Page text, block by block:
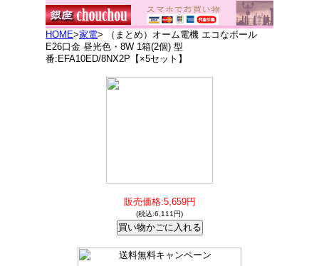
HOME>家電> （まとめ）オーム電機 エコなボール
E26口金 昼光色・8W 1箱(2個) 型
番:EFA10ED/8NX2P【×5セット】
販売価格:5,659円
(税込:6,111円)